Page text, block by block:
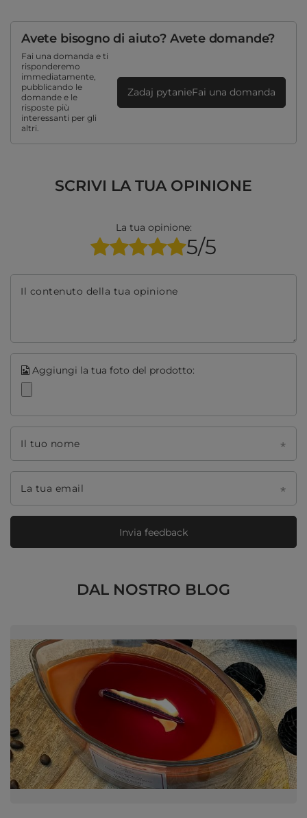
Avete bisogno di aiuto? Avete domande?
Fai una domanda e ti
risponderemo
immediatamente,
pubblicando le
domande e le
risposte più
interessanti per gli
altri.
Zadaj pytanieFai una domanda
SCRIVI LA TUA OPINIONE
La tua opinione:
5/5
Il contenuto della tua opinione
Aggiungi la tua foto del prodotto:
Il tuo nome
La tua email
Invia feedback
DAL NOSTRO BLOG